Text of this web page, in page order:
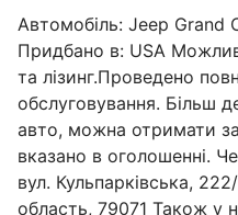
Автомобіль: Jeep Grand
Придбано в: USA
та лізинг.Проведено
обслуговування. Більш
авто, можна отримати
вказано в оголошенні.
вул. Кульпарківська,
область, 79071 Також у